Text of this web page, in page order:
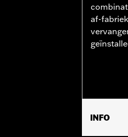
af-
INFO